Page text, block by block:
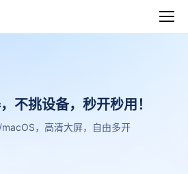
不挑设备，秒开秒用！
，高清大屏，自由多开